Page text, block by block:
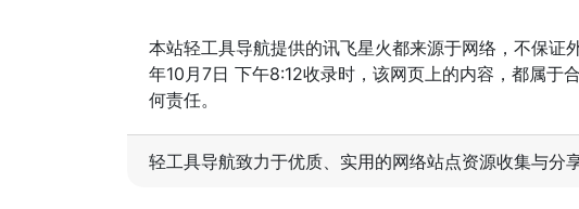
本站轻工具导航提供的讯飞星火都来源于网络，不保
年10月7日 下午8:12收录时，该网页上的内容，都属于
何责任。
轻工具导航致力于优质、实用的网络站点资源收集与分